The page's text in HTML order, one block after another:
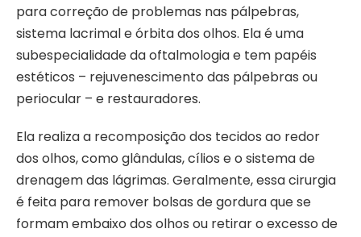
para correção de problemas nas pálpebras,
sistema lacrimal e órbita dos olhos. Ela é uma
subespecialidade da oftalmologia e tem papéis
estéticos – rejuvenescimento das pálpebras ou
periocular – e restauradores.
Ela realiza a recomposição dos tecidos ao redor
dos olhos, como glândulas, cílios e o sistema de
drenagem das lágrimas. Geralmente, essa cirurgia
é feita para remover bolsas de gordura que se
formam embaixo dos olhos ou retirar o excesso de